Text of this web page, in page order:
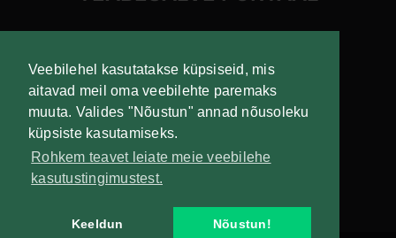
Veebilehel kasutatakse küpsiseid, mis
aitavad meil oma veebilehte paremaks
muuta. Valides "Nõustun" annad nõusoleku
küpsiste kasutamiseks.
Rohkem teavet leiate meie veebilehe
kasutustingimustest.
Keeldun Nõustun!
Liitu uudiskirjaga!